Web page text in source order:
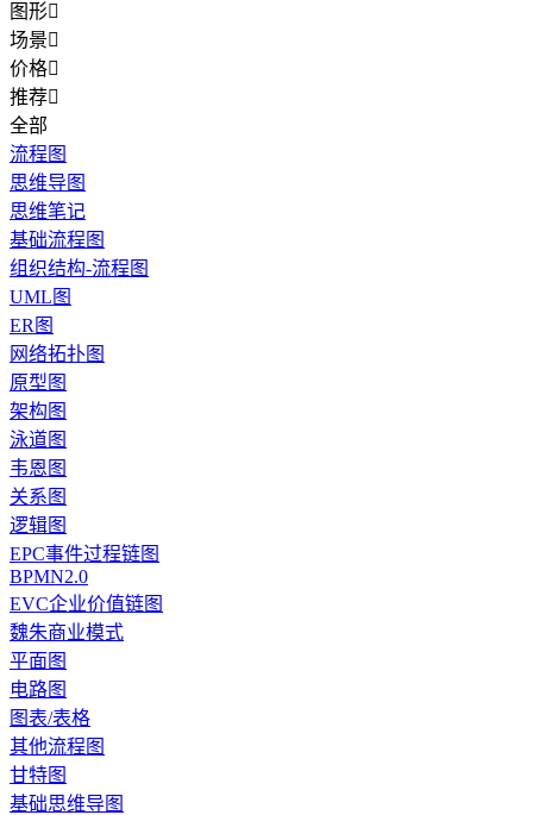
图形
场景
价格
推荐
全部
流程图
思维导图
思维笔记
基础流程图
组织结构-流程图
UML图
ER图
网络拓扑图
原型图
架构图
泳道图
韦恩图
关系图
逻辑图
EPC事件过程链图
BPMN2.0
EVC企业价值链图
魏朱商业模式
平面图
电路图
图表/表格
其他流程图
甘特图
基础思维导图